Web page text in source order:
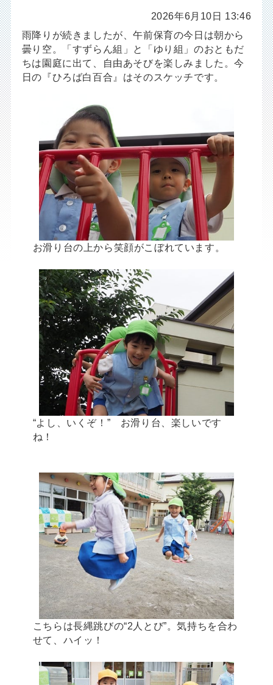
2026年6月10日 13:46
雨降りが続きましたが、午前保育の今日は朝から
曇り空。「すずらん組」と「ゆり組」のおともだ
ちは園庭に出て、自由あそびを楽しみました。今
日の『ひろば白百合』はそのスケッチです。
お滑り台の上から笑顔がこぼれています。
“よし、いくぞ！” お滑り台、楽しいです
ね！
こちらは長縄跳びの“2人とび”。気持ちを合わ
せて、ハイッ！